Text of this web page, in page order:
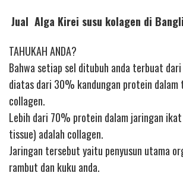
Jual Alga Kirei susu kolagen di Bangli
TAHUKAH ANDA?
Bahwa setiap sel ditubuh anda terbuat
diatas dari 30% kandungan protein dalam
collagen.
Lebih dari 70% protein dalam jaringan
tissue) adalah collagen.
Jaringan tersebut yaitu penyusun utama
rambut dan kuku anda.